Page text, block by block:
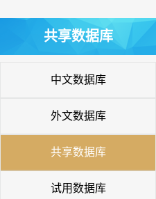
共享数据库
中文数据库
外文数据库
共享数据库
试用数据库